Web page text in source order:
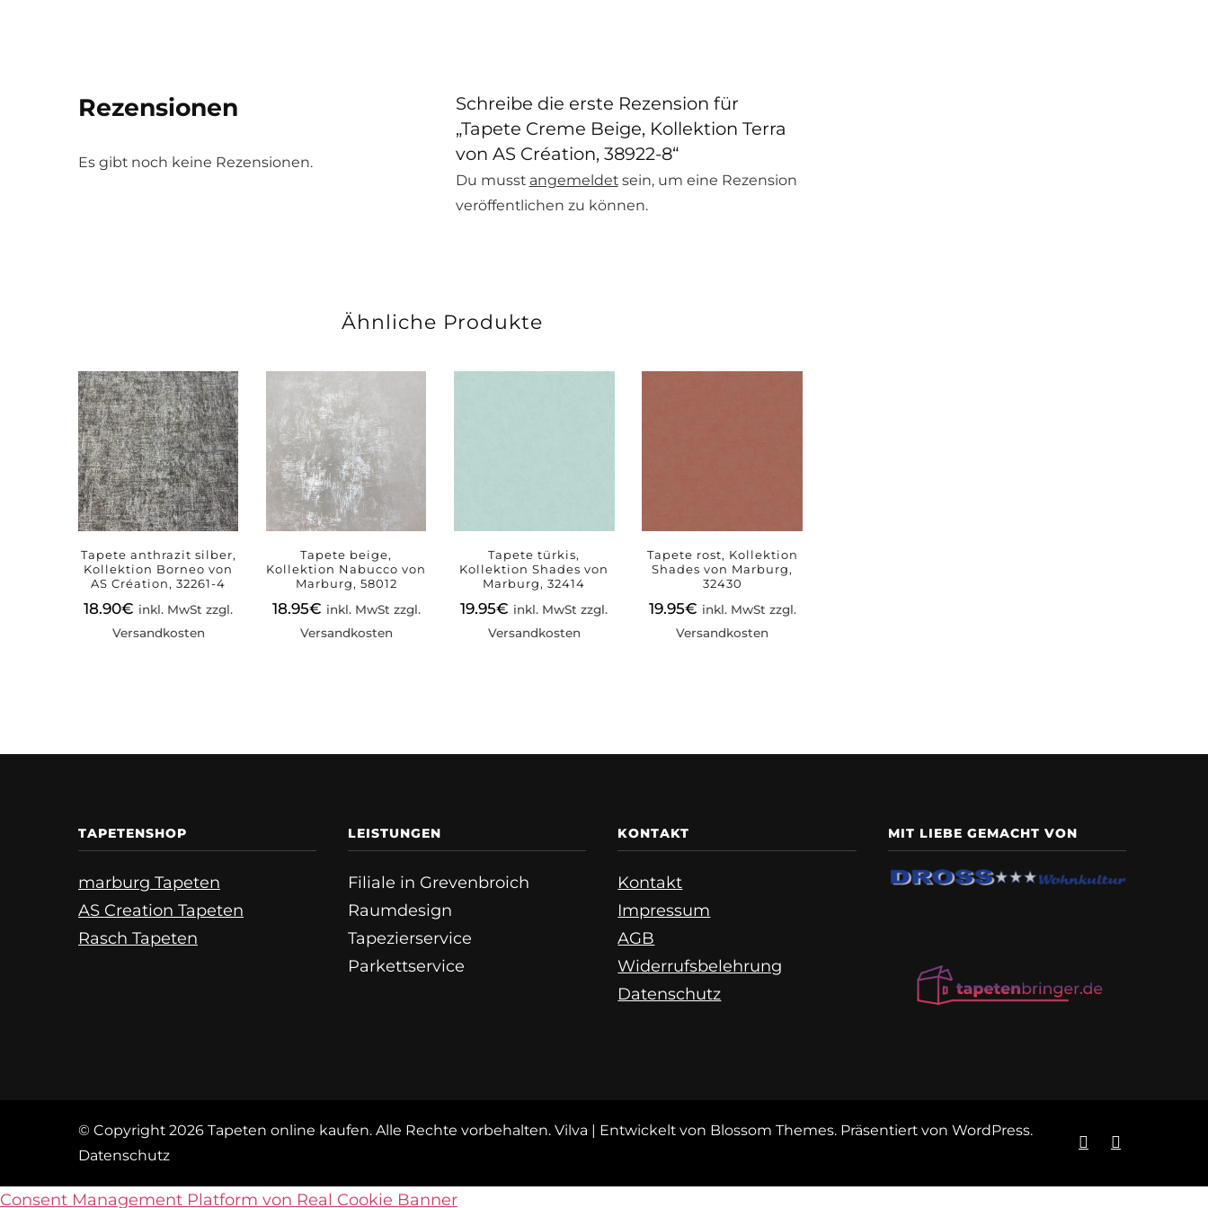
Rezensionen
Es gibt noch keine Rezensionen.
Schreibe die erste Rezension für
„Tapete Creme Beige, Kollektion Terra
von AS Création, 38922-8“
Du musst angemeldetsein, um eine Rezension
veröffentlichen zu können.
Ähnliche Produkte
Tapete anthrazit silber,
Kollektion Borneo von
AS Création, 32261-4
18.90€ inkl. MwSt zzgl.
Versandkosten
Tapete beige,
Kollektion Nabucco von
Marburg, 58012
18.95€ inkl. MwSt zzgl.
Versandkosten
Tapete türkis,
Kollektion Shades von
Marburg, 32414
19.95€ inkl. MwSt zzgl.
Versandkosten
Tapete rost, Kollektion
Shades von Marburg,
32430
19.95€ inkl. MwSt zzgl.
Versandkosten
TAPETENSHOP
marburg Tapeten
AS Creation Tapeten
Rasch Tapeten
LEISTUNGEN
Filiale in Grevenbroich
Raumdesign
Tapezierservice
Parkettservice
KONTAKT
Kontakt
Impressum
AGB
Widerrufsbelehrung
Datenschutz
MIT LIEBE GEMACHT VON
© Copyright 2026 Tapeten online kaufen. Alle Rechte vorbehalten. Vilva | Entwickelt von Blossom Themes. Präsentiert von WordPress.
Datenschutz
Consent Management Platform von Real Cookie Banner